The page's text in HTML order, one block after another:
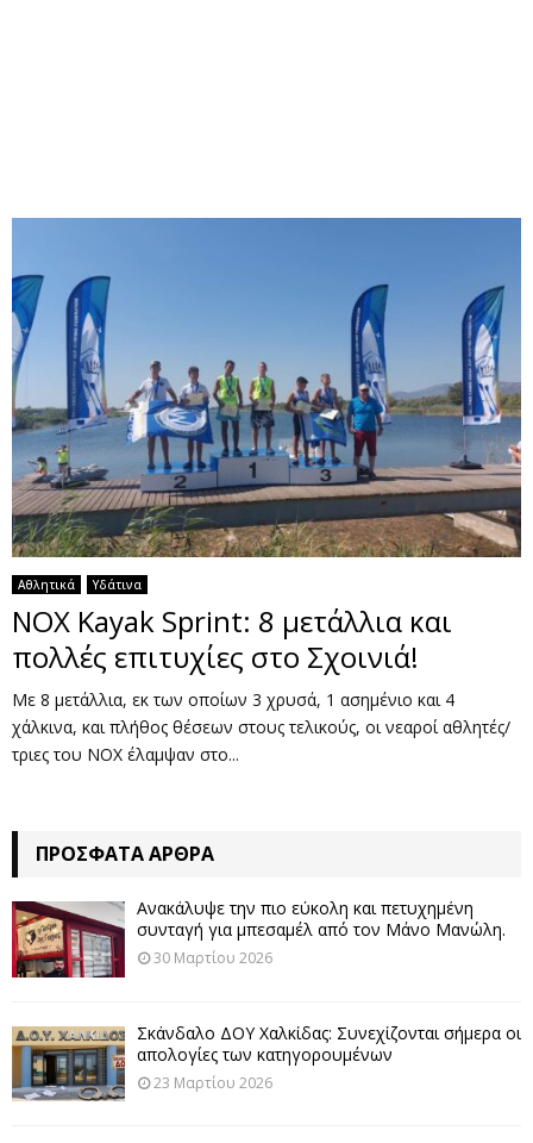
U
Αθλητικά Υδάτινα
ΝΟΧ Kayak Sprint: 8 μετάλλια και
πολλές επιτυχίες στο Σχοινιά!
Με 8 μετάλλια, εκ των οποίων 3 χρυσά, 1 ασημένιο και 4
χάλκινα, και πλήθος θέσεων στους τελικούς, οι νεαροί αθλητές/
τριες του ΝΟΧ έλαμψαν στο...
ΠΡΌΣΦΑΤΑ ΆΡΘΡΑ
Ανακάλυψε την πιο εύκολη και πετυχημένη
συνταγή για μπεσαμέλ από τον Μάνο Μανώλη.
30 Μαρτίου 2026
Σκάνδαλο ΔΟΥ Χαλκίδας: Συνεχίζονται σήμερα οι
απολογίες των κατηγορουμένων
23 Μαρτίου 2026